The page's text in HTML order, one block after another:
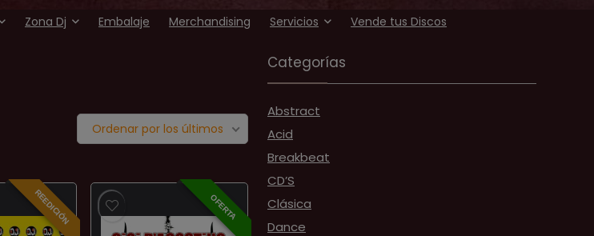
Zona Dj Embalaje Merchandising Servicios Vende tus Discos
Ordenar por los últimos
REEDICIÓN OFERTA
Categorías
Abstract
Acid
Breakbeat
CD’S
Clásica
Dance